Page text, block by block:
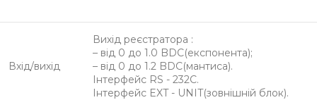
Вхід/вихід
Вихід реєстратора :
– від 0 до 1.0 BDC(експонента);
– від 0 до 1.2 BDC(мантиса).
Інтерфейс RS - 232C.
Інтерфейс EXT - UNIT(зовнішній блок).